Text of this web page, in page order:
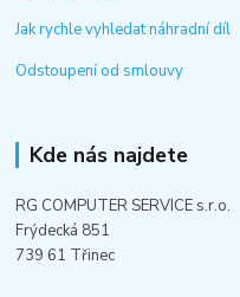
Jak rychle vyhledat náhradní díl
Odstoupení od smlouvy
Kde nás najdete
RG COMPUTER SERVICE s.r.o.
Frýdecká 851
739 61 Třinec